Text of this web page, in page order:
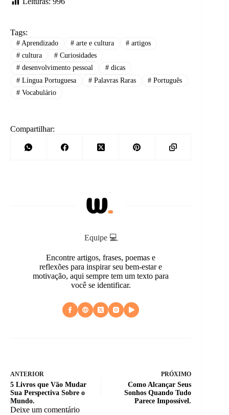
Tags:
#Aprendizado #arte e cultura # artigos
#cultura #Curiosidades
#desenvolvimento pessoal #dicas
#Língua Portuguesa #Palavras Raras # Português
#Vocabulário
Compartilhar:
Equipe 💻
Encontre artigos, frases, poemas e
reflexões para inspirar seu bem-estar e
motivação, aqui sempre tem um texto para
você se identificar.
ANTERIOR
5 Livros que Vão Mudar
Sua Perspectiva Sobre o
Mundo.
PRÓXIMO
Como Alcançar Seus
Sonhos Quando Tudo
Parece Impossível.
Deixe um comentário